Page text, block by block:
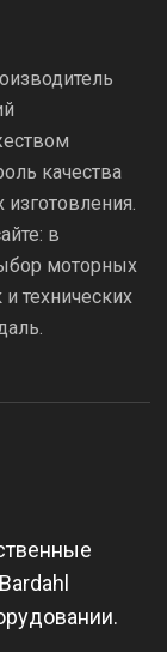
качества
изготовления.
в
моторных
технических